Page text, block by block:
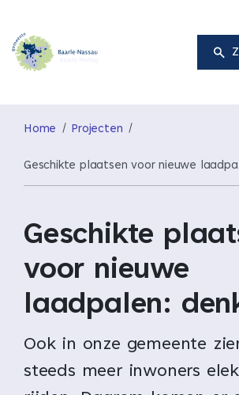
Home Projecten
Geschikte plaatsen voor nieuwe
Geschikte
voor nieuwe
laadpalen:
Ook in onze gemeente
steeds meer inwoners